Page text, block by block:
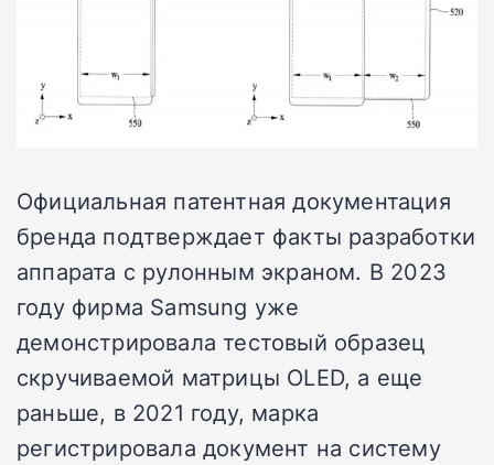
Официальная патентная документация
бренда подтверждает факты разработки
аппарата с рулонным экраном. В 2023
году фирма Samsung уже
демонстрировала тестовый образец
скручиваемой матрицы OLED, а еще
раньше, в 2021 году, марка
регистрировала документ на систему